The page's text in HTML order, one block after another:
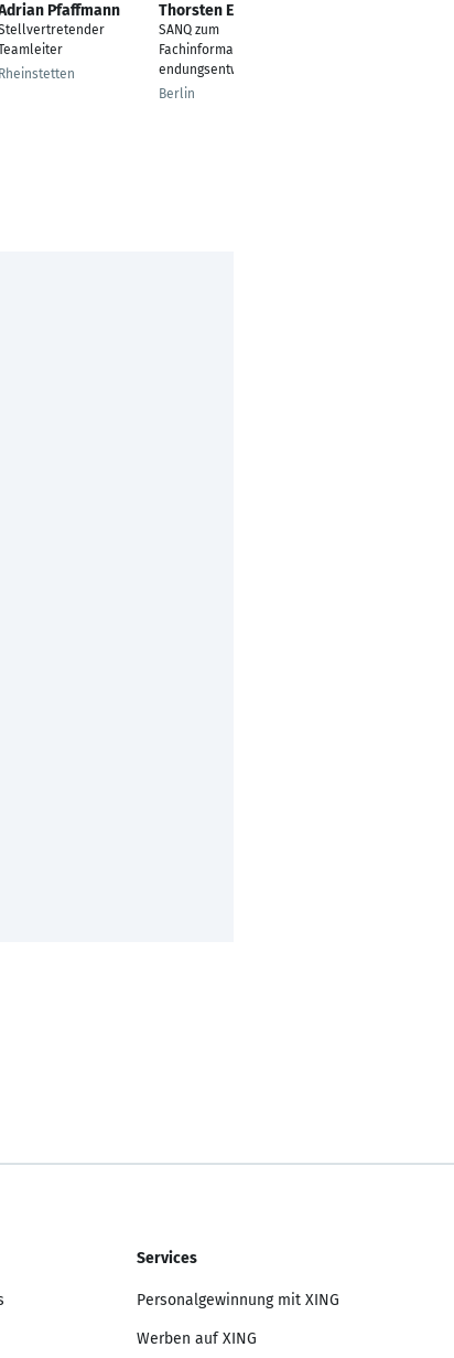
Pfaffmann
Rheinstetten
Thorsten Eybe
SANQ zum
Fachinformatiker/Anw
endungsentwicklung
Berlin
Services
Personalgewinnung mit XING
Werben auf XING